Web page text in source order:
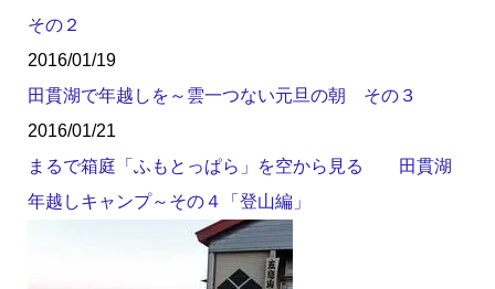
その２
2016/01/19
田貫湖で年越しを～雲一つない元旦の朝 その３
2016/01/21
まるで箱庭「ふもとっぱら」を空から見る 田貫湖
年越しキャンプ～その４「登山編」